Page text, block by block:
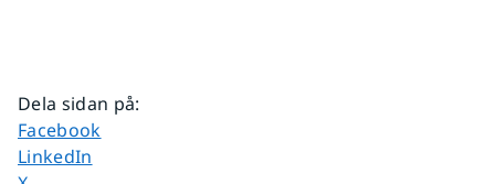
Dela sidan på:
Dela sidan på
Facebook
Dela sidan på
LinkedIn